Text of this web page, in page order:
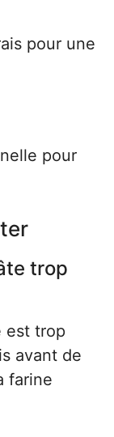
pour une
pour
trop
est trop
avant de
farine